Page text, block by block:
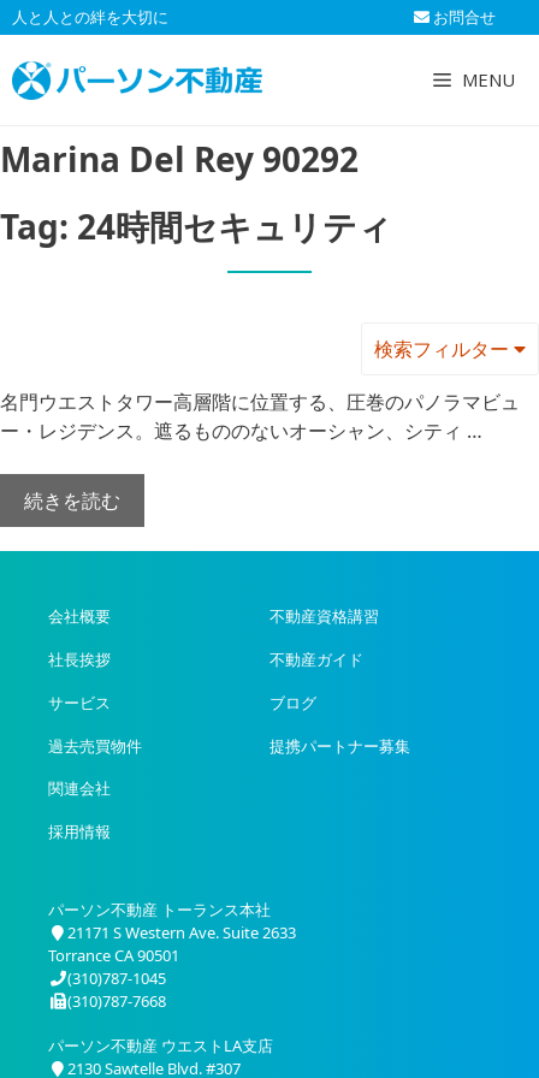
コ
ン
テ
ン
へ
キ
ッ
人と人との絆を大切に お問合せ
MENU
Marina Del Rey 90292
Tag: 24時間セキュリティ
検索フィルター
名門ウエストタワー高層階に位置する、圧巻のパノラマビュ
ー・レジデンス。遮るもののないオーシャン、シティ …
続きを読む
会社概要
社長挨拶
サービス
過去売買物件
関連会社
採用情報
不動産資格講習
不動産ガイド
ブログ
提携パートナー募集
パーソン不動産 トーランス本社
21171 S Western Ave. Suite 2633
Torrance CA 90501
(310)787-1045
(310)787-7668
パーソン不動産 ウエストLA支店
2130 Sawtelle Blvd. #307